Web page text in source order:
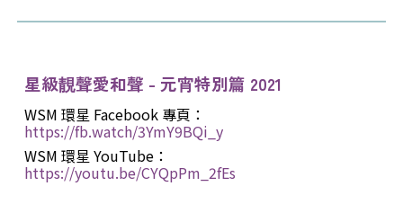
星級靚聲愛和聲 - 元宵特別篇 2021
WSM 環星 Facebook 專頁：
https://fb.watch/3YmY9BQi_y
WSM 環星 YouTube：
https://youtu.be/CYQpPm_2fEs